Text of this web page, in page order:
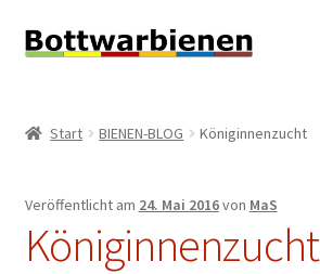
Zur
Zum
INFORMATIONEN
Start BIENEN-BLOG Königinnenzucht
Veröffentlicht am 24. Mai 2016von MaS
Königinnenzucht